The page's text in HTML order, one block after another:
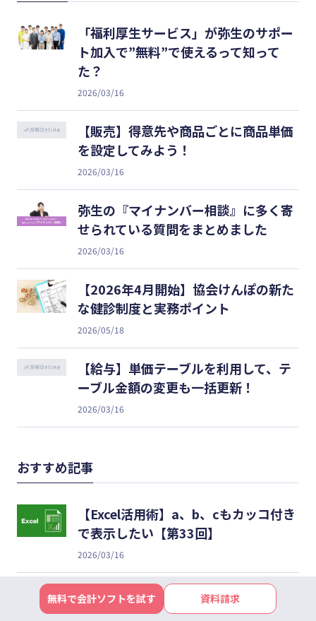
「福利厚生サービス」が弥生のサポー
ト加入で”無料”で使えるって知って
た？
2026/03/16
【販売】得意先や商品ごとに商品単価
を設定してみよう！
2026/03/16
弥生の『マイナンバー相談』に多く寄
せられている質問をまとめました
2026/03/16
【2026年4月開始】協会けんぽの新た
な健診制度と実務ポイント
2026/05/18
【給与】単価テーブルを利用して、テ
ーブル金額の変更も一括更新！
2026/03/16
おすすめ記事
【Excel活用術】a、b、cもカッコ付き
で表示したい【第33回】
2026/03/16
会社にふさわしい１人を採用するな
ら、広告ではなく「狭告」で！【小さ
無料で会計ソフトを試す 資料請求